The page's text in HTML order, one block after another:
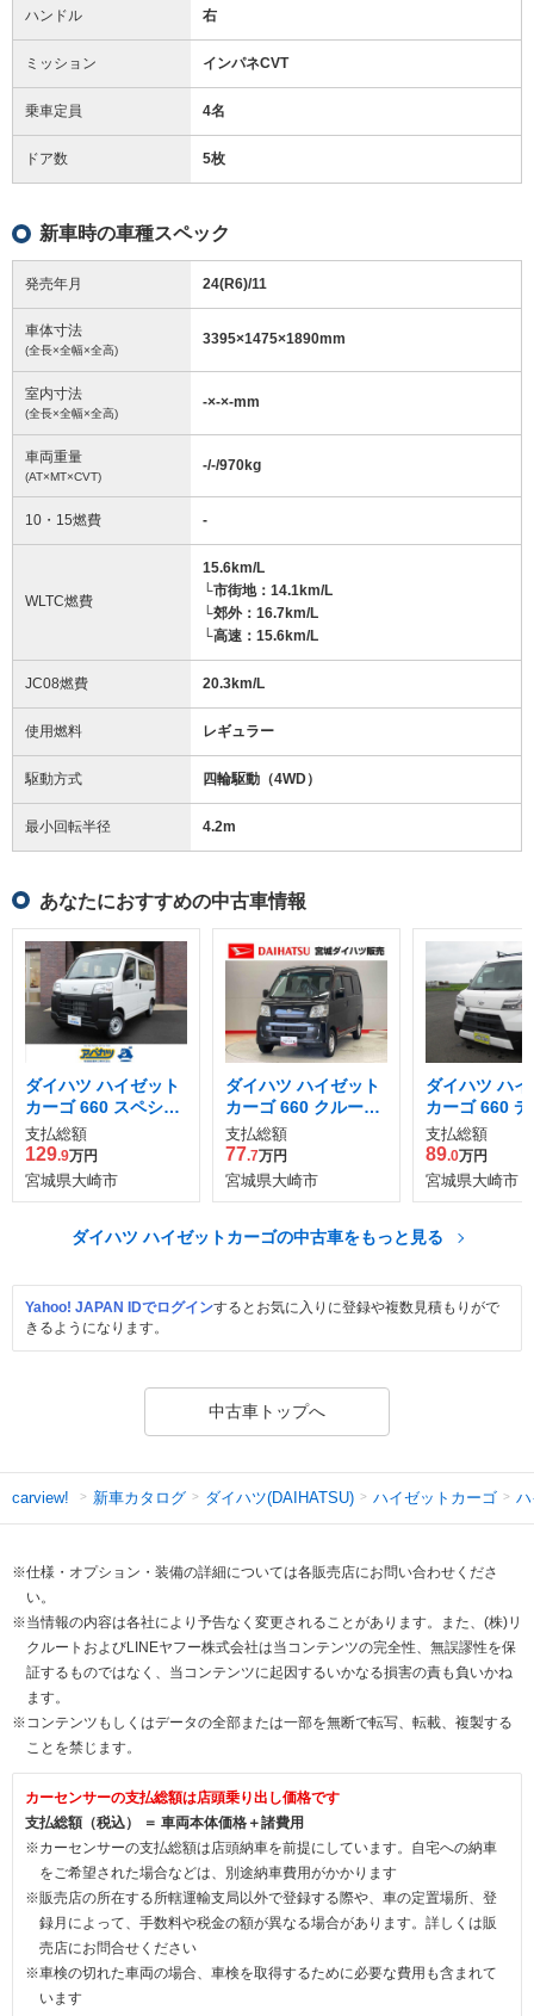
ハンドル 右
ミッション インパネCVT
乗車定員 4名
ドア数 5枚
新車時の車種スペック
発売年月 24(R6)/11
車体寸法
(全長×全幅×全高)
3395×1475×1890mm
室内寸法
(全長×全幅×全高)
-×-×-mm
車両重量
(AT×MT×CVT)
-/-/970kg
10・15燃費 -
WLTC燃費
15.6km/L
└市街地：14.1km/L
└郊外：16.7km/L
└高速：15.6km/L
JC08燃費 20.3km/L
使用燃料 レギュラー
駆動方式 四輪駆動（4WD）
最小回転半径 4.2m
あなたにおすすめの中古車情報
ダイハツ ハイゼット
カーゴ 660 スペシャ
ル 4WD
支払総額
129.9万円
宮城県大崎市
ダイハツ ハイゼット
カーゴ 660 クルーズ
ハイルーフ 4WD
支払総額
77.7万円
宮城県大崎市
ダイハツ ハ
カーゴ 660
ス SAIII ハイ
WD
支払総額
89.0万円
宮城県大崎市
ダイハツ ハイゼットカーゴの中古車をもっと見る
Yahoo! JAPAN IDでログインするとお気に入りに登録や複数見積もりがで
きるようになります。
中古車トップへ
carview! 新車カタログ ダイハツ(DAIHATSU) ハイゼットカーゴ
※仕様・オプション・装備の詳細については各販売店にお問い合わせくださ
い。
※当情報の内容は各社により予告なく変更されることがあります。また、(株)リ
クルートおよびLINEヤフー株式会社は当コンテンツの完全性、無誤謬性を保
証するものではなく、当コンテンツに起因するいかなる損害の責も負いかね
ます。
※コンテンツもしくはデータの全部または一部を無断で転写、転載、複製する
ことを禁じます。
カーセンサーの支払総額は店頭乗り出し価格です
支払総額（税込） ＝ 車両本体価格＋諸費用
※カーセンサーの支払総額は店頭納車を前提にしています。自宅への納車
をご希望された場合などは、別途納車費用がかかります
※販売店の所在する所轄運輸支局以外で登録する際や、車の定置場所、登
録月によって、手数料や税金の額が異なる場合があります。詳しくは販
売店にお問合せください
※車検の切れた車両の場合、車検を取得するために必要な費用も含まれて
います